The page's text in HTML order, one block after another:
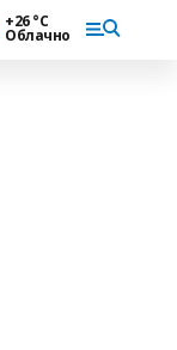
+26 °С
Облачно